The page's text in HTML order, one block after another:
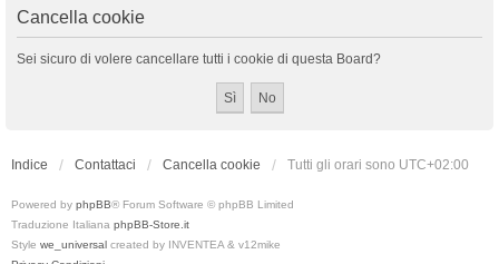
Cancella cookie
Sei sicuro di volere cancellare tutti i cookie di questa Board?
Indice Contattaci Cancella cookie Tutti gli orari sono UTC+02:00
Powered by phpBB® Forum Software © phpBB Limited
Traduzione Italiana phpBB-Store.it
Style we_universal created by INVENTEA & v12mike